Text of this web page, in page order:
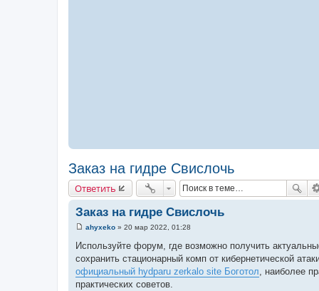
Заказ на гидре Свислочь
Ответить
Заказ на гидре Свислочь
о
б
щ
е
н
ahyxeko » 20 мар 2022, 01:28
Используйте форум, где возможно получить
сохранить стационарный комп от кибернетической
официальный hydparu zerkalo site Боготол, наиболее
практических советов.